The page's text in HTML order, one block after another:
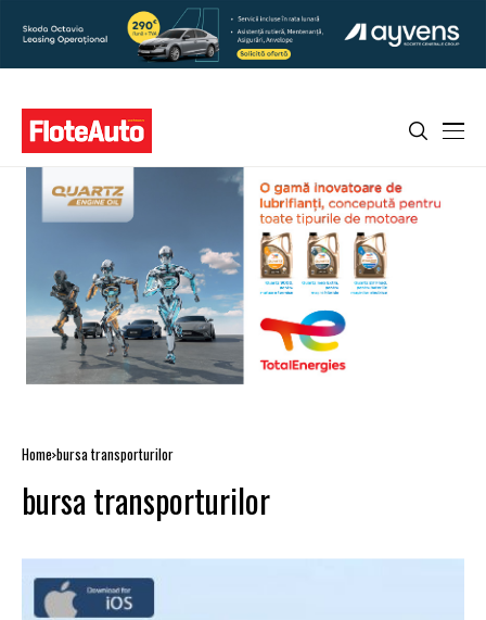
Home bursa transporturilor
bursa transporturilor